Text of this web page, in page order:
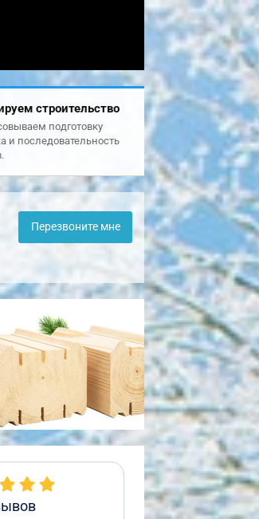
строительство
подготовку
и последовательность
Перезвоните мне